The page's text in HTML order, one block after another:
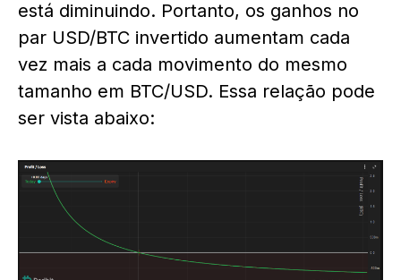
está diminuindo. Portanto, os ganhos no
par USD/BTC invertido aumentam cada
vez mais a cada movimento do mesmo
tamanho em BTC/USD. Essa relação pode
ser vista abaixo: